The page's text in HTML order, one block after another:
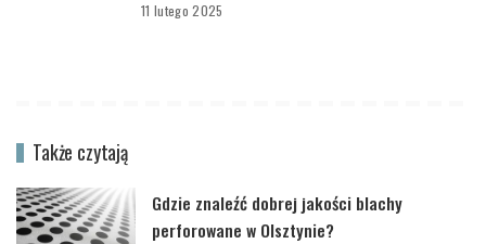
11 lutego 2025
Także czytają
Gdzie znaleźć dobrej jakości blachy
perforowane w Olsztynie?